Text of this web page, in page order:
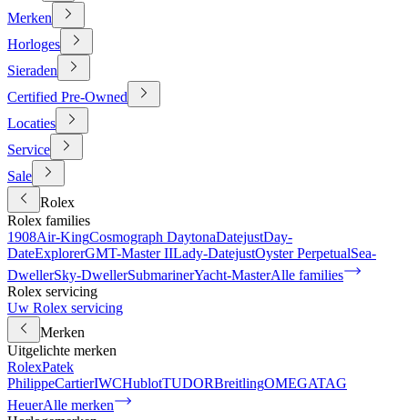
Merken
Horloges
Sieraden
Certified Pre-Owned
Locaties
Service
Sale
Rolex
Rolex families
1908Air-KingCosmograph DaytonaDatejustDay-
DateExplorerGMT-Master IILady-DatejustOyster PerpetualSea-
DwellerSky-DwellerSubmarinerYacht-MasterAlle families
Rolex servicing
Uw Rolex servicing
Merken
Uitgelichte merken
RolexPatek
PhilippeCartierIWCHublotTUDORBreitlingOMEGATAG
HeuerAlle merken